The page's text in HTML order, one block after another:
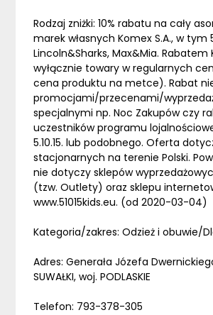
Rodzaj zniżki: 10% rabatu na cały
marek własnych Komex S.A., w tym
Lincoln&Sharks, Max&Mia. Rabatem
wyłącznie towary w regularnych
cena produktu na metce). Rabat
promocjami/przecenami/
specjalnymi np. Noc Zakupów czy
uczestników programu
5.10.15. lub podobnego. Oferta
stacjonarnych na terenie Polski.
nie dotyczy sklepów
(tzw. Outlety) oraz sklepu
www.51015kids.eu. (od 2020-03-04)
Kategoria/zakres: Odzież i obuwie/
Adres: Generała Józefa
SUWAŁKI, woj. PODLASKIE
Telefon: 793-378-305